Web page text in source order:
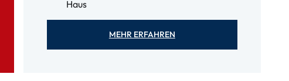
Haus
MEHR ERFAHREN